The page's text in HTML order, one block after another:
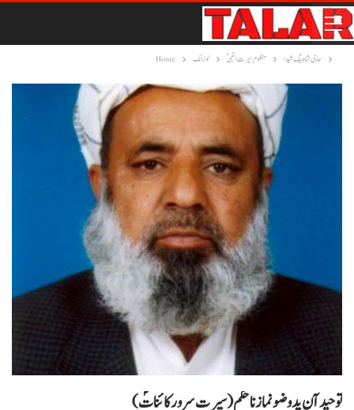
Home لوزانک منظوم سیرت النبیؐ حاجی شاہ بیگ شیدا
توحید آن پد وضو نماز نا حکم (سیرت سرور کائناتؐ)